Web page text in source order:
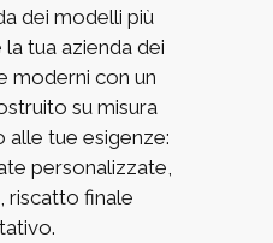
dei modelli più
tua azienda dei
moderni con un
su misura
alle tue esigenze:
personalizzate,
riscatto finale